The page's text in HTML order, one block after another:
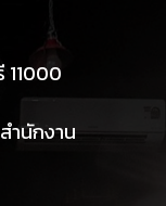
นักงาน